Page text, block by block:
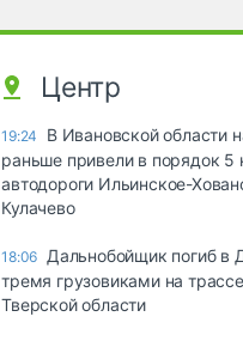
Центр
19:24
В Ивановской области
раньше привели в порядок 5
автодороги Ильинское-
Кулачево
18:06 Дальнобойщик погиб в
тремя грузовиками на
Тверской области